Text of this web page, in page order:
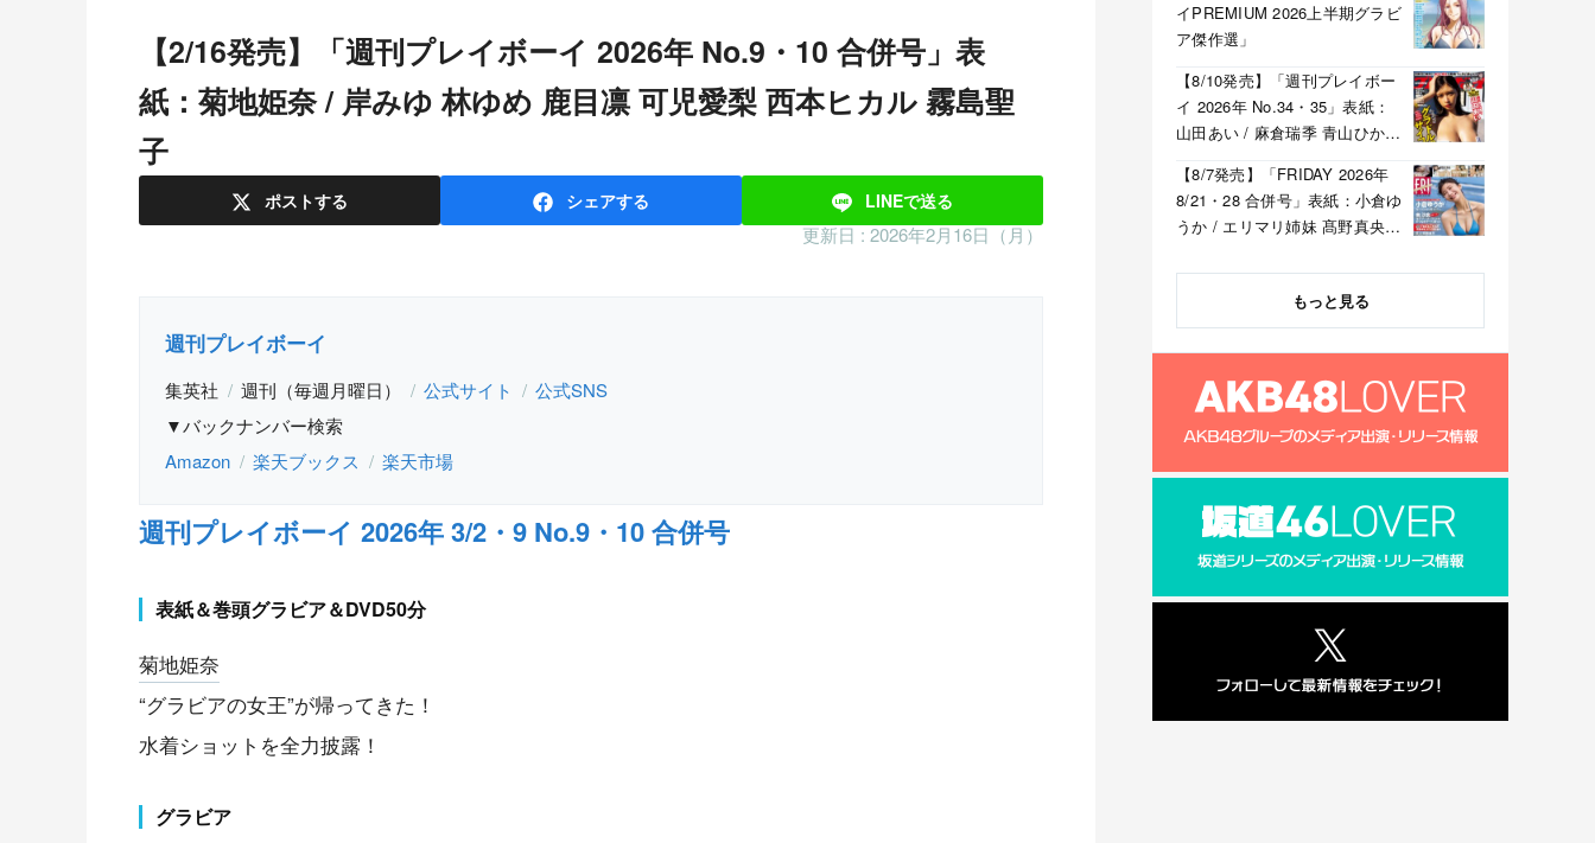
【2/16発売】「週刊プレイボーイ 2026年 No.9・10 合併号」表
紙：菊地姫奈 / 岸みゆ 林ゆめ 鹿目凛 可児愛梨 西本ヒカル 霧島聖
子
ポストする シェアする LINEで送る
更新日 : 2026年2月16日（月）
週刊プレイボーイ
集英社 週刊（毎週月曜日） 公式サイト
公式SNS
▼バックナンバー検索
Amazon
楽天ブックス 楽天市場
週刊プレイボーイ 2026年 3/2・9 No.9・10 合併号
表紙＆巻頭グラビア＆DVD50分
菊地姫奈
“グラビアの女王”が帰ってきた！
水着ショットを全力披露！
グラビア
イPREMIUM 2026上半期グラビ
ア傑作選」
【8/10発売】「週刊プレイボー
イ 2026年 No.34・35」表紙：
山田あい / 麻倉瑞季 青山ひかる
【8/7発売】「FRIDAY 2026年
8/21・28 合併号」表紙：小倉ゆ
うか / エリマリ姉妹 髙野真央
もっと見る